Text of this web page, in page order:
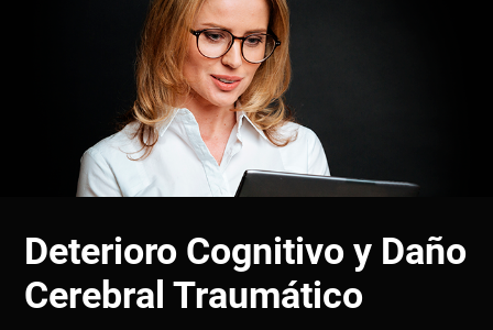
Deterioro Cognitivo y Daño
Cerebral Traumático